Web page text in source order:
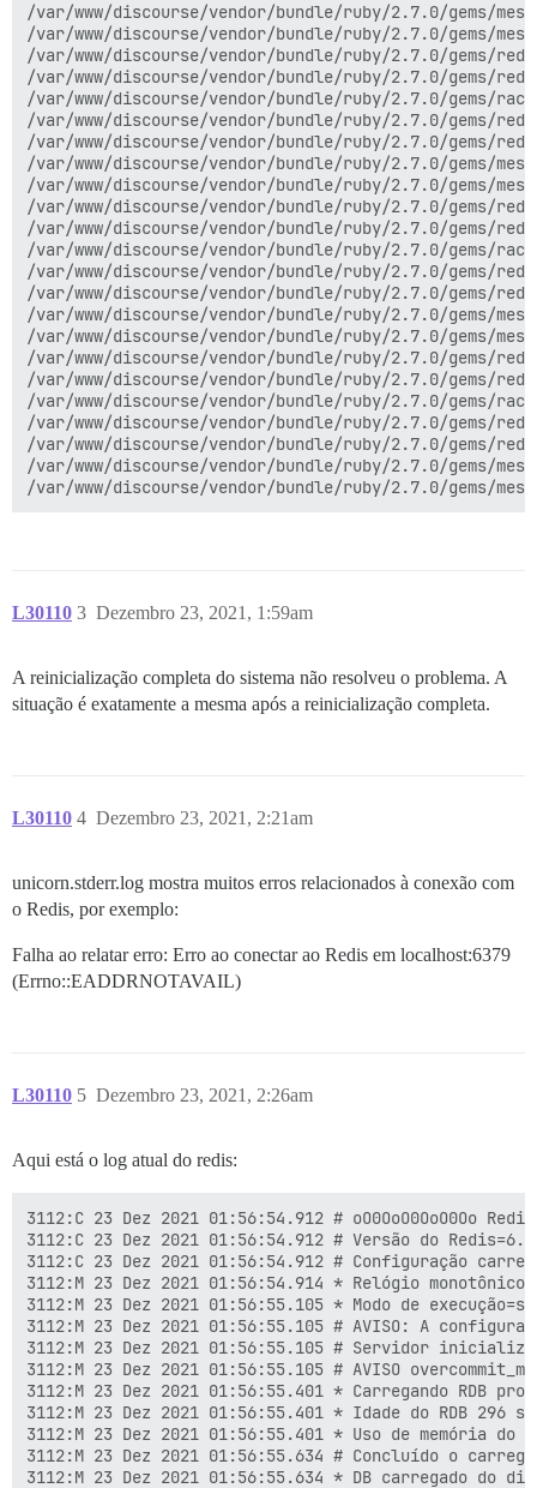
/var/www/discourse/vendor/bundle/ruby/2.7.0/gems/
/var/www/discourse/vendor/bundle/ruby/2.7.0/gems/
/var/www/discourse/vendor/bundle/ruby/2.7.0/
/var/www/discourse/vendor/bundle/ruby/2.7.0/
/var/www/discourse/vendor/bundle/ruby/2.7.0/
/var/www/discourse/vendor/bundle/ruby/2.7.0/
/var/www/discourse/vendor/bundle/ruby/2.7.0/
/var/www/discourse/vendor/bundle/ruby/2.7.0/gems/
/var/www/discourse/vendor/bundle/ruby/2.7.0/gems/
/var/www/discourse/vendor/bundle/ruby/2.7.0/
/var/www/discourse/vendor/bundle/ruby/2.7.0/
/var/www/discourse/vendor/bundle/ruby/2.7.0/
/var/www/discourse/vendor/bundle/ruby/2.7.0/
/var/www/discourse/vendor/bundle/ruby/2.7.0/
/var/www/discourse/vendor/bundle/ruby/2.7.0/gems/
/var/www/discourse/vendor/bundle/ruby/2.7.0/gems/
/var/www/discourse/vendor/bundle/ruby/2.7.0/
/var/www/discourse/vendor/bundle/ruby/2.7.0/
/var/www/discourse/vendor/bundle/ruby/2.7.0/
/var/www/discourse/vendor/bundle/ruby/2.7.0/
/var/www/discourse/vendor/bundle/ruby/2.7.0/
/var/www/discourse/vendor/bundle/ruby/2.7.0/gems/
L30110 Dezembro 23, 2021, 1:59am
3
A reinicialização completa do sistema não resolveu o problema. A
situação é exatamente a mesma após a reinicialização completa.
L30110 Dezembro 23, 2021, 2:21am
4
unicorn.stderr.log mostra muitos erros relacionados à conexão com
o Redis, por exemplo:
Falha ao relatar erro: Erro ao conectar ao Redis em localhost:6379
(Errno::EADDRNOTAVAIL)
L30110 Dezembro 23, 2021, 2:26am
5
Aqui está o log atual do redis:
3112:C 23 Dez 2021 01:56:54.912 # oO0OoO0OoO0Oo
3112:C 23 Dez 2021 01:56:54.912 # Versão do
3112:C 23 Dez 2021 01:56:54.912 # Configuração
3112:M 23 Dez 2021 01:56:54.914 * Relógio
3112:M 23 Dez 2021 01:56:55.105 * Modo de
3112:M 23 Dez 2021 01:56:55.105 # AVISO: A
3112:M 23 Dez 2021 01:56:55.105 # Servidor
3112:M 23 Dez 2021 01:56:55.105 # AVISO
3112:M 23 Dez 2021 01:56:55.401 * Carregando RDB
3112:M 23 Dez 2021 01:56:55.401 * Idade do RDB 296
3112:M 23 Dez 2021 01:56:55.401 * Uso de memória do
3112:M 23 Dez 2021 01:56:55.634 # Concluído o
3112:M 23 Dez 2021 01:56:55.634 * DB carregado do